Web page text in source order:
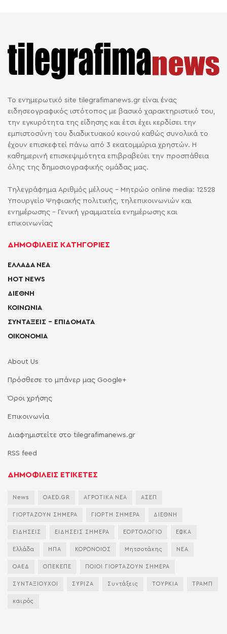
Το ενημερωτικό site tilegrafimanews.gr είναι ένας
ειδησεογραφικός ιστότοπος με βασικό χαρακτηριστικό του,
την εγκυρότητα της είδησης και έτσι έχει κερδίσει την
εμπιστοσύνη του διαδικτυακού κοινού καθώς συνολικά το
έχουν επισκεφτεί πάνω από 3 εκατομμύρια χρηστών. Η
καθημερινή επισκεψιμότητα επιβραβεύει την προσπάθεια
όλης της δημοσιογραφικής ομάδας μας.
Τηλεγράφημα Αριθμός μέλους - Μητρώο online media: 12528
Υπουργείο Ψηφιακής πολιτικής, τηλεπικοινωνιών και
ενημέρωσης - Γενική γραμματεία ενημέρωσης και
επικοινωνίας
ΔΗΜΟΦΙΛΕΙΣ ΚΑΤΗΓΟΡΙΕΣ
ΕΛΛΑΔΑ ΝΕΑ
HOT NEWS
ΔΙΕΘΝΗ
ΚΟΙΝΩΝΙΑ
ΣΥΝΤΑΞΕΙΣ – ΕΠΙΔΟΜΑΤΑ
ΟΙΚΟΝΟΜΙΑ
About Us
Πρόσθεσε το μπάνερ μας Google+
Όροι χρήσης
Επικοινωνία
Διαφημιστείτε στο tilegrafimanews.gr
RSS feed
ΔΗΜΟΦΙΛΕΙΣ ΕΤΙΚΕΤΕΣ
News OAED.GR ΑΓΡΟΤΙΚΑ ΝΕΑ ΑΣΕΠ
ΓΙΟΡΤΑΖΟΥΝ ΣΗΜΕΡΑ ΓΙΟΡΤΗ ΣΗΜΕΡΑ ΔΙΕΘΝΗ
ΕΙΔΗΣΕΙΣ ΕΙΔΗΣΕΙΣ ΣΗΜΕΡΑ ΕΟΡΤΟΛΟΓΙΟ ΕΦΚΑ
Ελλάδα ΗΠΑ ΚΟΡΟΝΟΙΟΣ Μητσοτάκης ΝΕΑ
ΟΑΕΔ ΟΠΕΚΕΠΕ ΠΟΙΟΙ ΓΙΟΡΤΑΖΟΥΝ ΣΗΜΕΡΑ
ΣΥΝΤΑΞΙΟΥΧΟΙ ΣΥΡΙΖΑ Συντάξεις ΤΟΥΡΚΙΑ ΤΡΑΜΠ
καιρός